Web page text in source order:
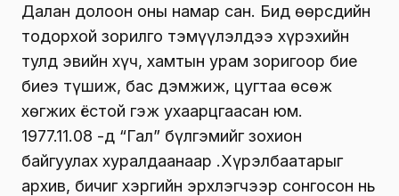
Далан долоон оны намар сан. Бид өөрсдийн
тодорхой зорилго тэмүүлэлдээ хүрэхийн
тулд эвийн хүч, хамтын урам зоригоор бие
биеэ түшиж, бас дэмжиж, цугтаа өсөж
хөгжих ёстой гэж ухаарцгаасан юм.
1977.11.08 -д “Гал” бүлгэмийг зохион
байгуулах хуралдаанаар Ү.Хүрэлбаатарыг
архив, бичиг хэргийн эрхлэгчээр сонгосон нь